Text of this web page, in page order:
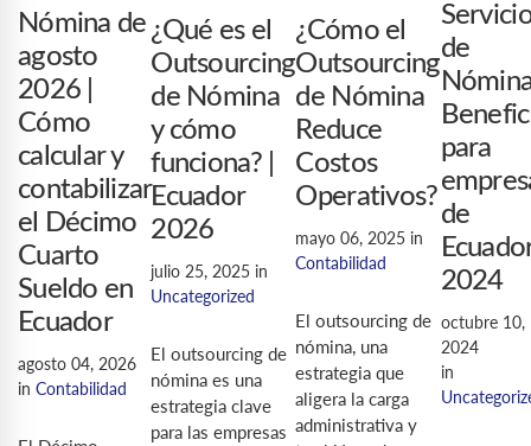
Nómina de
agosto
2026 |
Cómo
calcular y
contabilizar
el Décimo
Cuarto
Sueldo en
Ecuador
agosto 04, 2026
in Contabilidad
¿Qué es el
Outsourcing
de Nómina
y cómo
funciona? |
Ecuador
2026
julio 25, 2025 in
Uncategorized
El outsourcing de
nómina es una
estrategia clave
para las empresas
¿Cómo el
Outsourcing
de Nómina
Reduce
Costos
Operativos?
mayo 06, 2025 in
Contabilidad
El outsourcing de
nómina, una
estrategia que
aligera la carga
administrativa y
de
para
de
2024
octubre 10,
2024
in